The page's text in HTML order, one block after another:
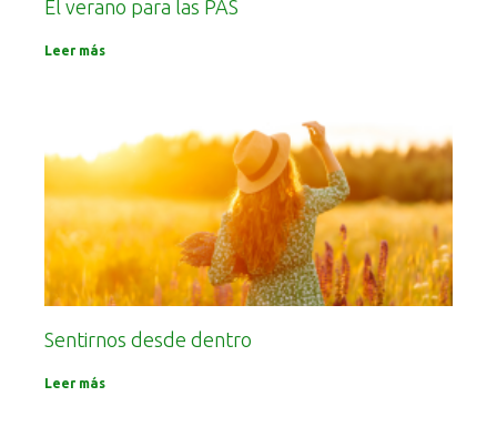
El verano para las PAS
Leer más
Sentirnos desde dentro
Leer más